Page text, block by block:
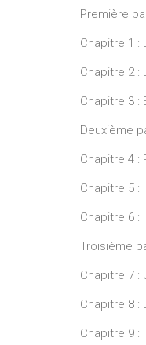
Première
Chapitre 1
Chapitre 2 :
Chapitre 3 :
Deuxième
Chapitre 4
Chapitre 5 :
Chapitre 6 :
Troisième
Chapitre 7
Chapitre 8 :
Chapitre 9 :